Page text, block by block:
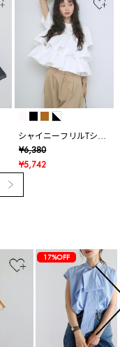
シャイニーフリルTシャ
ツ
¥6,380
¥5,742
17%OFF